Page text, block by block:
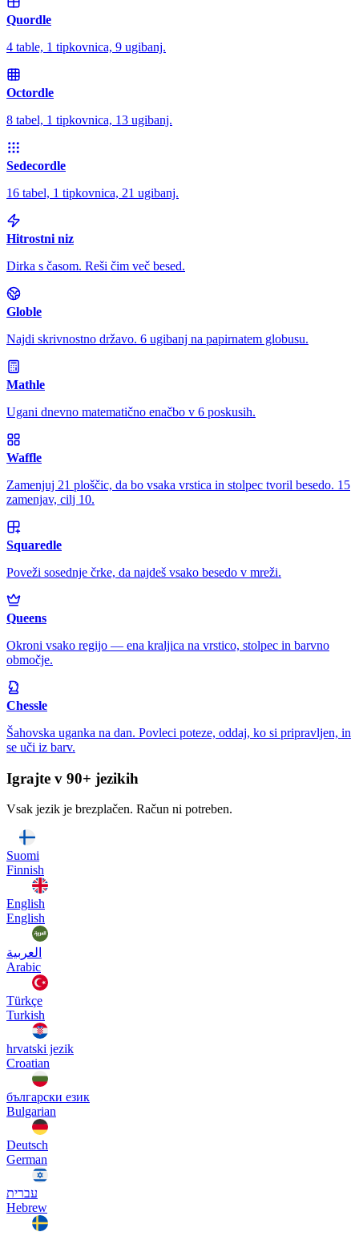
Quordle
4 table, 1 tipkovnica, 9 ugibanj.
Octordle
8 tabel, 1 tipkovnica, 13 ugibanj.
Sedecordle
16 tabel, 1 tipkovnica, 21 ugibanj.
Hitrostni niz
Dirka s časom. Reši čim več besed.
Globle
Najdi skrivnostno državo. 6 ugibanj na papirnatem globusu.
Mathle
Ugani dnevno matematično enačbo v 6 poskusih.
Waffle
Zamenjuj 21 ploščic, da bo vsaka vrstica in stolpec tvoril besedo. 15
zamenjav, cilj 10.
Squaredle
Poveži sosednje črke, da najdeš vsako besedo v mreži.
Queens
Okroni vsako regijo — ena kraljica na vrstico, stolpec in barvno
območje.
Chessle
Šahovska uganka na dan. Povleci poteze, oddaj, ko si pripravljen, in
se uči iz barv.
Igrajte v 90+ jezikih
Vsak jezik je brezplačen. Račun ni potreben.
Suomi
Finnish
English
English
العربية
Arabic
Türkçe
Turkish
hrvatski jezik
Croatian
български език
Bulgarian
Deutsch
German
עברית
Hebrew